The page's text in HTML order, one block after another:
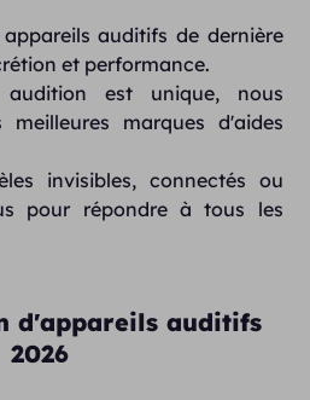
auditifs de dernière
et performance.
est unique, nous
marques d'aides
invisibles, connectés ou
pour répondre à tous les
d'appareils auditifs
2026